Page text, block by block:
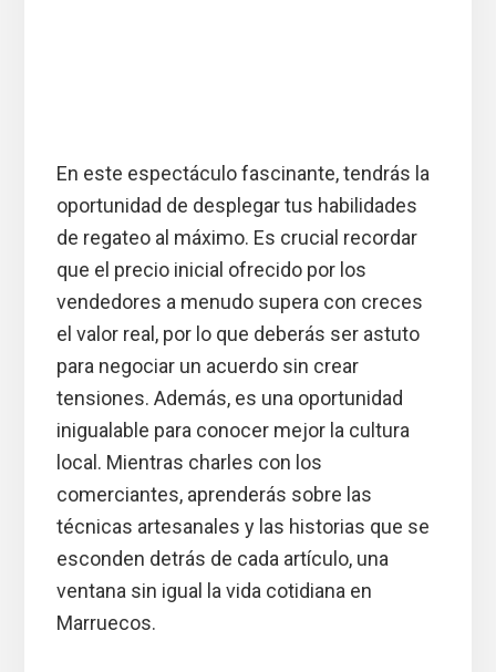
En este espectáculo fascinante, tendrás la
oportunidad de desplegar tus habilidades
de regateo al máximo. Es crucial recordar
que el precio inicial ofrecido por los
vendedores a menudo supera con creces
el valor real, por lo que deberás ser astuto
para negociar un acuerdo sin crear
tensiones. Además, es una oportunidad
inigualable para conocer mejor la cultura
local. Mientras charles con los
comerciantes, aprenderás sobre las
técnicas artesanales y las historias que se
esconden detrás de cada artículo, una
ventana sin igual la vida cotidiana en
Marruecos.